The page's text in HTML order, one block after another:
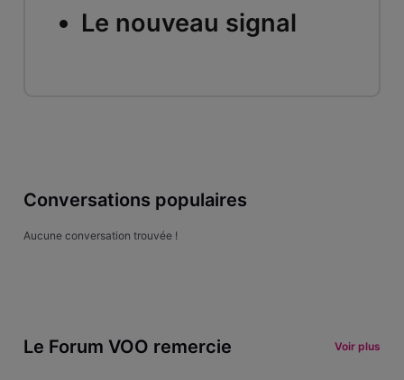
Le nouveau signal
Conversations populaires
Aucune conversation trouvée !
Le Forum VOO remercie Voir plus